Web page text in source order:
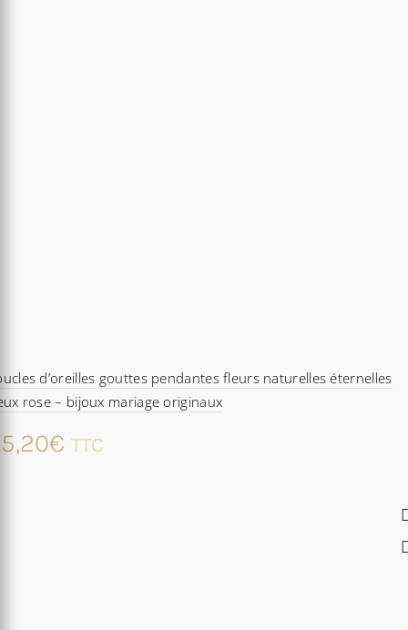
d’oreilles gouttes pendantes fleurs naturelles éternelles
rose – bijoux mariage originaux
€ TTC